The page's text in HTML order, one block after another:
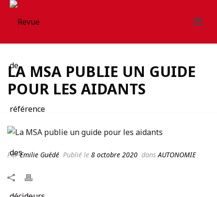
LA MSA PUBLIE UN GUIDE
POUR LES AIDANTS
ParEmilie Guédé Publié le 8 octobre 2020 dans AUTONOMIE